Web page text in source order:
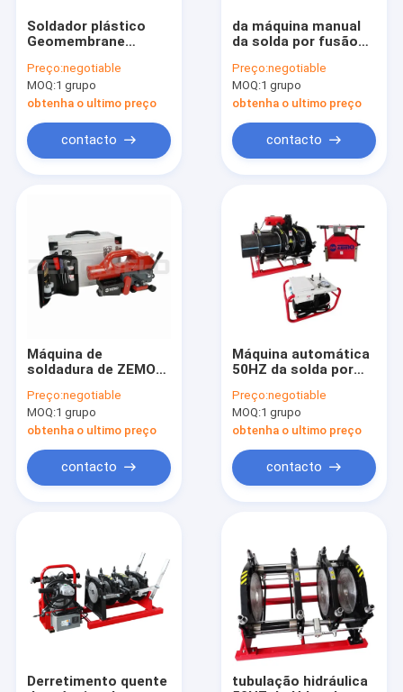
Casa
Produtos
Soldador plástico
Geomembrane
extrusão da mão do
HDPE ajustável
Preço:negotiable
MOQ:1 grupo
obtenha o ultimo preço
contacto
da máquina manual
da solda por fusão
PE 220V de 160mm
exato alto
Preço:negotiable
MOQ:1 grupo
obtenha o ultimo preço
contacto
Máquina de
soldadura de ZEMO
soldador automático
do forro da lagoa do
HDPE
Preço:negotiable
MOQ:1 grupo
obtenha o ultimo preço
contacto
Máquina automática
50HZ da solda por
extremidade do HDPE
máquina de
soldadura de um
Pvdf de 14 polegadas
Preço:negotiable
MOQ:1 grupo
obtenha o ultimo preço
contacto
Derretimento quente
tubulação hidráulica